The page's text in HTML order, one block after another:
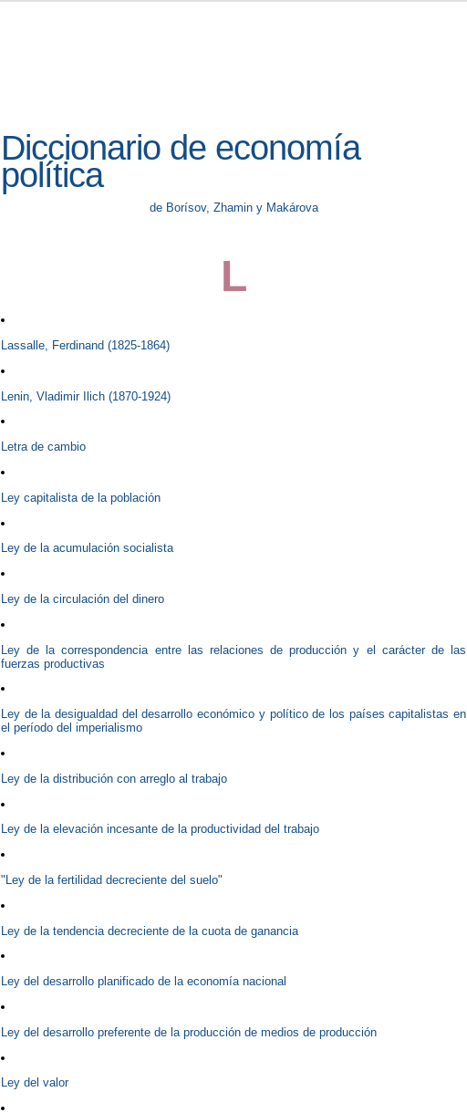
Diccionario de economía
política
de Borísov, Zhamin y Makárova
L
Lassalle, Ferdinand (1825-1864)
Lenin, Vladimir Ilich (1870-1924)
Letra de cambio
Ley capitalista de la población
Ley de la acumulación socialista
Ley de la circulación del dinero
Ley de la correspondencia entre las relaciones de producción y el carácter de las
fuerzas productivas
Ley de la desigualdad del desarrollo económico y político de los países capitalistas en
el período del imperialismo
Ley de la distribución con arreglo al trabajo
Ley de la elevación incesante de la productividad del trabajo
"Ley de la fertilidad decreciente del suelo"
Ley de la tendencia decreciente de la cuota de ganancia
Ley del desarrollo planificado de la economía nacional
Ley del desarrollo preferente de la producción de medios de producción
Ley del valor